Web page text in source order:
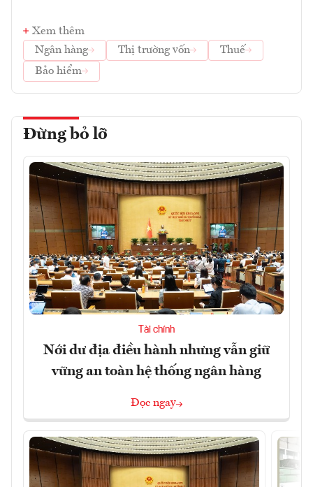
Xem thêm
Ngân hàng
Thị trường vốn
Thuế
Bảo hiểm
Đừng bỏ lỡ
Tài chính
Nới dư địa điều hành nhưng vẫn giữ
vững an toàn hệ thống ngân hàng
Đọc ngay